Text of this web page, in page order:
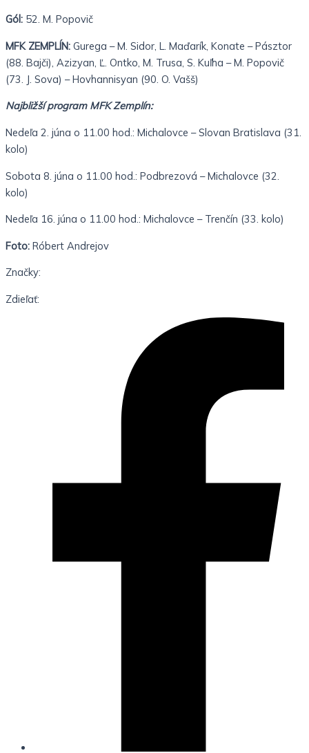
Gól: 52. M. Popovič
MFK ZEMPLÍN: Gurega – M. Sidor, L. Maďarík, Konate – Pásztor
(88. Bajči), Azizyan, Ľ. Ontko, M. Trusa, S. Kuľha – M. Popovič
(73. J. Sova) – Hovhannisyan (90. O. Vašš)
Najbližší program MFK Zemplín:
Nedeľa 2. júna o 11.00 hod.: Michalovce – Slovan Bratislava (31.
kolo)
Sobota 8. júna o 11.00 hod.: Podbrezová – Michalovce (32.
kolo)
Nedeľa 16. júna o 11.00 hod.: Michalovce – Trenčín (33. kolo)
Foto: Róbert Andrejov
Značky:
Zdieľať: